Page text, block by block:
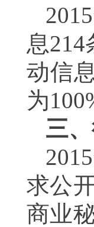
2015
息214
动信
为
三
2015
求公
商业